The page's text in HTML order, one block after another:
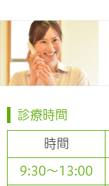
診療時間
時間
9:30～13:00